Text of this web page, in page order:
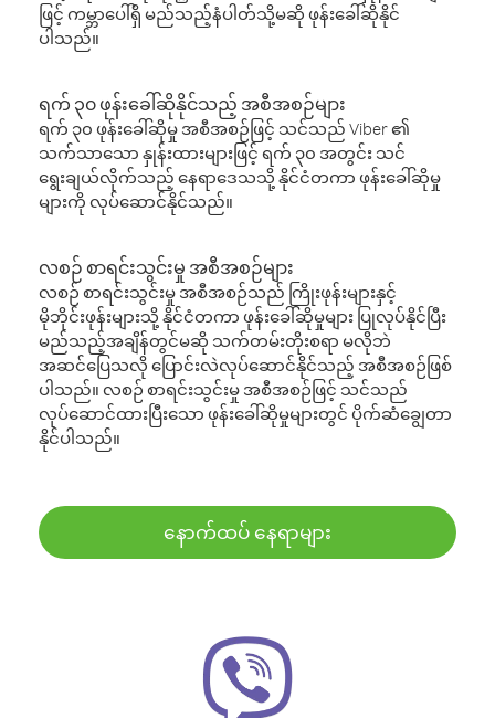
ဖြင့် ကမ္ဘာပေါ်ရှိ မည်သည့်နံပါတ်သို့မဆို ဖုန်းခေါ်ဆိုနိုင်
ပါသည်။
ရက် ၃၀ ဖုန်းခေါ်ဆိုနိုင်သည့် အစီအစဉ်များ
ရက် ၃၀ ဖုန်းခေါ်ဆိုမှု အစီအစဉ်ဖြင့် သင်သည် Viber ၏
သက်သာသော နှုန်းထားများဖြင့် ရက် ၃၀ အတွင်း သင်
ရွေးချယ်လိုက်သည့် နေရာဒေသသို့ နိုင်ငံတကာ ဖုန်းခေါ်ဆိုမှု
များကို လုပ်ဆောင်နိုင်သည်။
လစဉ် စာရင်းသွင်းမှု အစီအစဉ်များ
လစဉ် စာရင်းသွင်းမှု အစီအစဉ်သည် ကြိုးဖုန်းများနှင့်
မိုဘိုင်းဖုန်းများသို့ နိုင်ငံတကာ ဖုန်းခေါ်ဆိုမှုများ ပြုလုပ်နိုင်ပြီး
မည်သည့်အချိန်တွင်မဆို သက်တမ်းတိုးစရာ မလိုဘဲ
အဆင်ပြေသလို ပြောင်းလဲလုပ်ဆောင်နိုင်သည့် အစီအစဉ်ဖြစ်
ပါသည်။ လစဉ် စာရင်းသွင်းမှု အစီအစဉ်ဖြင့် သင်သည်
လုပ်ဆောင်ထားပြီးသော ဖုန်းခေါ်ဆိုမှုများတွင် ပိုက်ဆံချွေတာ
နိုင်ပါသည်။
နောက်ထပ် နေရာများ